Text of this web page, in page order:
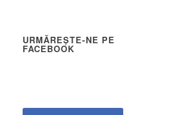
URMĂREȘTE-NE PE
FACEBOOK